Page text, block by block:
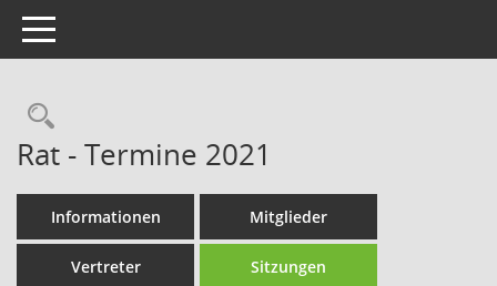
Toggle navigation
Rechercheauswahl
Rat - Termine 2021
Informationen Mitglieder
Vertreter Sitzungen